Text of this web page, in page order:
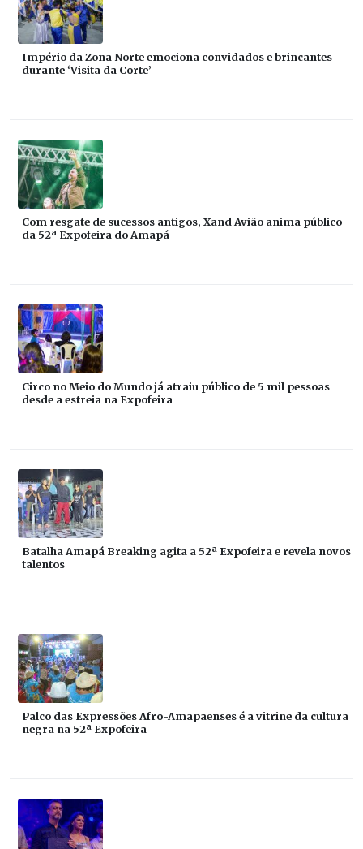
Império da Zona Norte emociona convidados e brincantes
durante ‘Visita da Corte’
Com resgate de sucessos antigos, Xand Avião anima público
da 52ª Expofeira do Amapá
Circo no Meio do Mundo já atraiu público de 5 mil pessoas
desde a estreia na Expofeira
Batalha Amapá Breaking agita a 52ª Expofeira e revela novos
talentos
Palco das Expressões Afro-Amapaenses é a vitrine da cultura
negra na 52ª Expofeira